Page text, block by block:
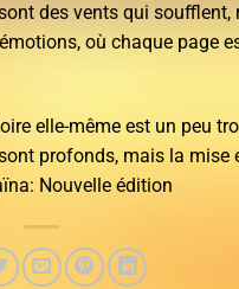
des vents qui
où chaque page
elle-même est un peu
profonds, mais la mise
Nouvelle édition